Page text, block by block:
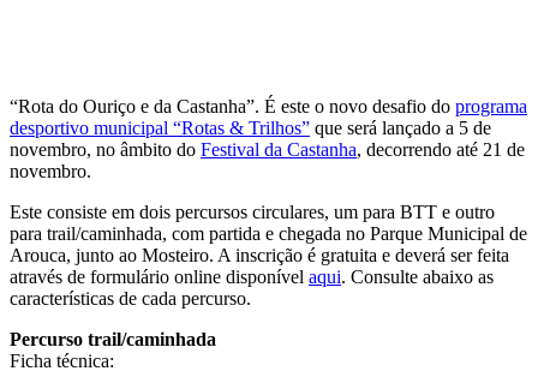
“Rota do Ouriço e da Castanha”. É este o novo desafio do programa
desportivo municipal “Rotas & Trilhos” que será lançado a 5 de
novembro, no âmbito do Festival da Castanha, decorrendo até 21 de
novembro.
Este consiste em dois percursos circulares, um para BTT e outro
para trail/caminhada, com partida e chegada no Parque Municipal de
Arouca, junto ao Mosteiro. A inscrição é gratuita e deverá ser feita
através de formulário online disponível aqui. Consulte abaixo as
características de cada percurso.
Percurso trail/caminhada
Ficha técnica: